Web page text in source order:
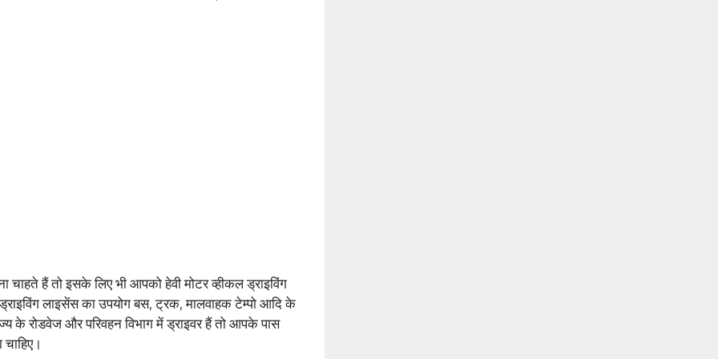
हैं तो इसके लिए भी आपको हेवी मोटर व्हीकल ड्राइविंग
लाइसेंस का उपयोग बस, ट्रक, मालवाहक टेम्पो आदि के
के रोडवेज और परिवहन विभाग में ड्राइवर हैं तो आपके पास